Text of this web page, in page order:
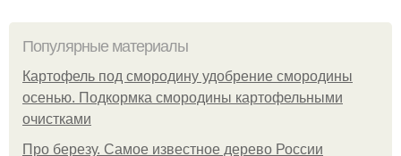
Популярные материалы
Картофель под смородину удобрение смородины
осенью. Подкормка смородины картофельными
очистками
Про березу. Самое известное дерево России